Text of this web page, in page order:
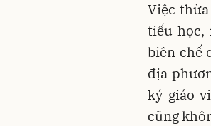
Việc
tiểu học,
biên chế
địa
ký giáo
cũng